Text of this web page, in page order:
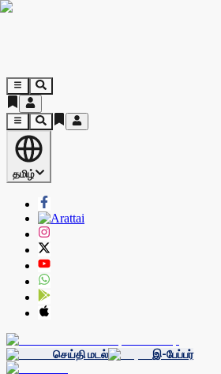
தமிழ்
செய்தி மடல் இ-பேப்பர்